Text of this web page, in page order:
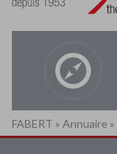
FABERT » Annuaire »